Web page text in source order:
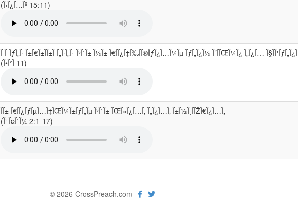
(Î›Î¿Ï…Îº 15:11)
Î Î¯ÏƒÏ„Î· Î±Ï€Î±ÏÎ±Î¯Ï„Î·Ï„Î· Î³Î¹Î± Î½Î± Ï€ÏÎ¿Ï‡Ï‰ÏÎ®ÏƒÎ¿Ï…Î¼Îµ ÏƒÏ„Î¿Î½ Î´ÏÏŒÎ¼Î¿ Ï„Î¿Ï… Î§ÏÎ¹ÏƒÏ„Î¿Ï
(Î•Î²Ï 11)
ÎÎ± Ï€ÏÎ¿ÏƒÎµÏ…Ï‡ÏŒÎ¼Î±ÏƒÏ„Îµ Î³Î¹Î± ÏŒÎ»Î¿Ï…Ï‚ Ï„Î¿Ï…Ï‚ Î±Î½Î¸ÏÏŽÏ€Î¿Ï…Ï‚
(Î‘ Î¤Î¹Î¼ 2:1-17)
© 2026 CrossPreach.com